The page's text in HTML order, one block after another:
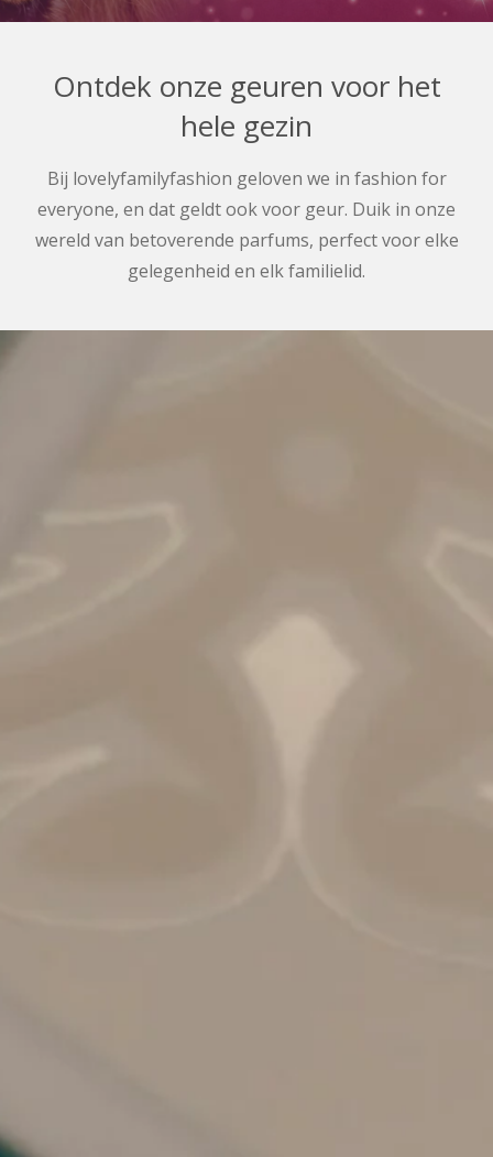
Ontdek onze geuren voor het
hele gezin
Bij lovelyfamilyfashion geloven we in fashion for
everyone, en dat geldt ook voor geur. Duik in onze
wereld van betoverende parfums, perfect voor elke
gelegenheid en elk familielid.